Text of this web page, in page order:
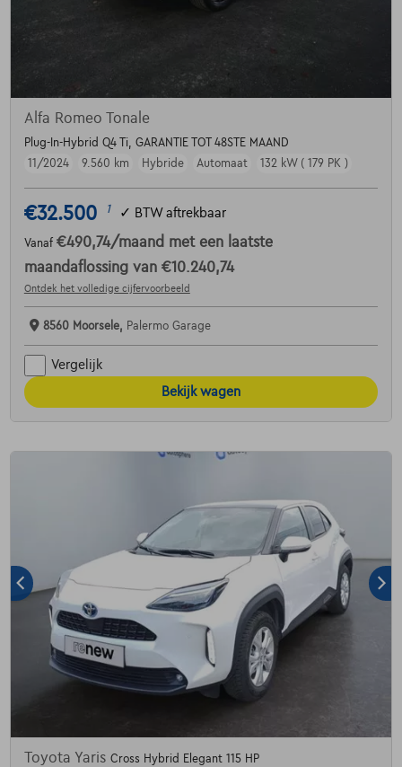
Alfa Romeo Tonale
Plug-In-Hybrid Q4 Ti, GARANTIE TOT 48STE MAAND
11/2024
9.560 km Hybride Automaat 132 kW ( 179 PK )
€32.500 1 ✓ BTW aftrekbaar
Vanaf €490,74/maand met een laatste
maandaflossing van €10.240,74
Ontdek het volledige cijfervoorbeeld
8560 Moorsele, Palermo Garage
Vergelijk
Bekijk wagen
Toyota Yaris Cross Hybrid Elegant 115 HP